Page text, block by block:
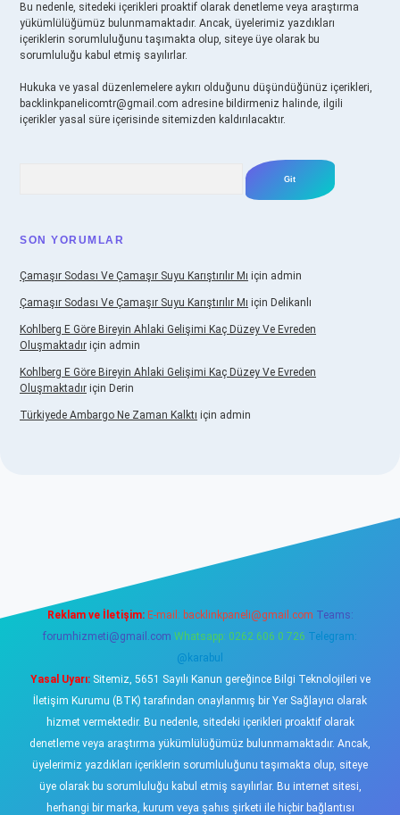
Bu nedenle, sitedeki içerikleri proaktif olarak denetleme veya araştırma
yükümlülüğümüz bulunmamaktadır. Ancak, üyelerimiz yazdıkları
içeriklerin sorumluluğunu taşımakta olup, siteye üye olarak bu
sorumluluğu kabul etmiş sayılırlar.
Hukuka ve yasal düzenlemelere aykırı olduğunu düşündüğünüz içerikleri,
backlinkpanelicomtr@gmail.com adresine bildirmeniz halinde, ilgili
içerikler yasal süre içerisinde sitemizden kaldırılacaktır.
SON YORUMLAR
Çamaşır Sodası Ve Çamaşır Suyu Karıştırılır Mı için admin
Çamaşır Sodası Ve Çamaşır Suyu Karıştırılır Mı için Delikanlı
Kohlberg E Göre Bireyin Ahlaki Gelişimi Kaç Düzey Ve Evreden
Oluşmaktadır için admin
Kohlberg E Göre Bireyin Ahlaki Gelişimi Kaç Düzey Ve Evreden
Oluşmaktadır için Derin
Türkiyede Ambargo Ne Zaman Kalktı için admin
Reklam ve İletişim: E-mail: backlinkpaneli@gmail.com Teams:
forumhizmeti@gmail.com Whatsapp: 0262 606 0 726 Telegram:
@karabul
Yasal Uyarı:Sitemiz, 5651 Sayılı Kanun gereğince Bilgi Teknolojileri ve
İletişim Kurumu (BTK) tarafından onaylanmış bir Yer Sağlayıcı olarak
hizmet vermektedir. Bu nedenle, sitedeki içerikleri proaktif olarak
denetleme veya araştırma yükümlülüğümüz bulunmamaktadır. Ancak,
üyelerimiz yazdıkları içeriklerin sorumluluğunu taşımakta olup, siteye
üye olarak bu sorumluluğu kabul etmiş sayılırlar. Bu internet sitesi,
herhangi bir marka, kurum veya şahıs şirketi ile hiçbir bağlantısı